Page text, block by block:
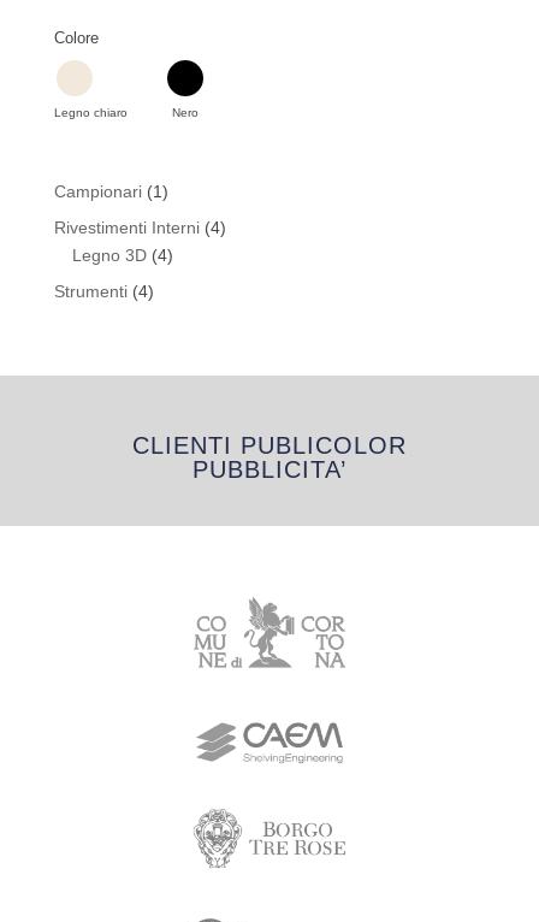
Colore
Legno chiaro Nero
Campionari 11
prodotto
Rivestimenti Interni 44
Legno 3D 44
Strumenti 44
CLIENTI PUBLICOLOR
PUBBLICITA’